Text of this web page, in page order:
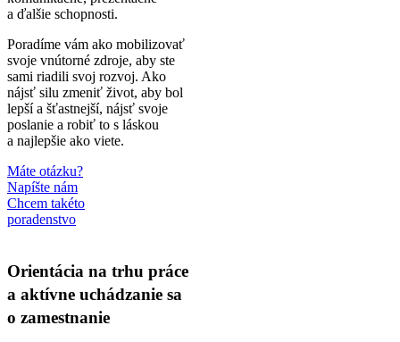
a ďalšie schopnosti.
Poradíme vám ako mobilizovať
svoje vnútorné zdroje, aby ste
sami riadili svoj rozvoj. Ako
nájsť silu zmeniť život, aby bol
lepší a šťastnejší, nájsť svoje
poslanie a robiť to s láskou
a najlepšie ako viete.
Máte otázku?
Napíšte nám
Chcem takéto
poradenstvo
Orientácia na trhu práce
a aktívne uchádzanie sa
o zamestnanie